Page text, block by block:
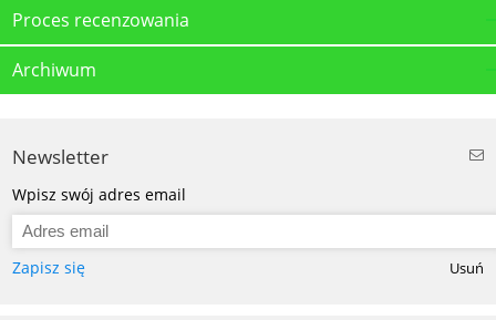
Proces recenzowania
Archiwum
Newsletter
Wpisz swój adres email
Zapisz się Usuń